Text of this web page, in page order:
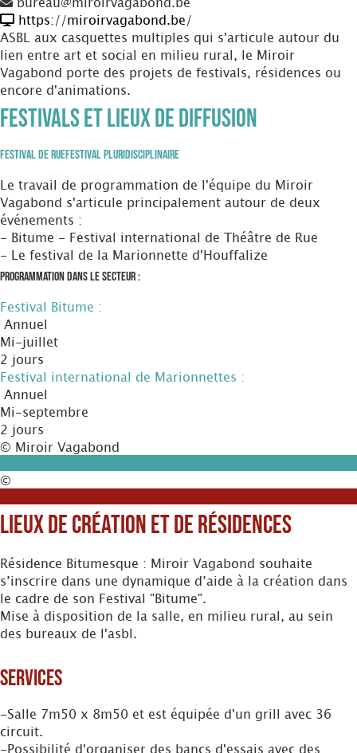
https://miroirvagabond.be/
ASBL aux casquettes multiples qui s'articule autour du
lien entre art et social en milieu rural, le Miroir
Vagabond porte des projets de festivals, résidences ou
encore d'animations.
Festivals et Lieux de diffusion
Festival de RueFestival Pluridisciplinaire
Le travail de programmation de l'équipe du Miroir
Vagabond s'articule principalement autour de deux
événements :
- Bitume - Festival international de Théâtre de Rue
- Le festival de la Marionnette d'Houffalize
Programmation dans le secteur :
Festival Bitume :
Annuel
Mi-juillet
2 jours
Festival international de Marionnettes :
Annuel
Mi-septembre
2 jours
© Miroir Vagabond
©
Lieux de création et de résidences
Résidence Bitumesque : Miroir Vagabond souhaite
s’inscrire dans une dynamique d’aide à la création dans
le cadre de son Festival "Bitume".
Mise à disposition de la salle, en milieu rural, au sein
des bureaux de l'asbl.
Services
-Salle 7m50 x 8m50 et est équipée d'un grill avec 36
circuit.
-Possibilité d'organiser des bancs d'essais avec des